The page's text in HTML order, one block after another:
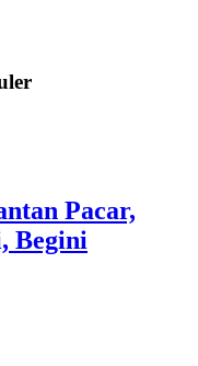
Pacar,
Begini